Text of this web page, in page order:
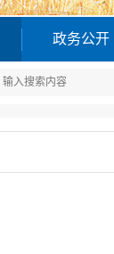
政务公开